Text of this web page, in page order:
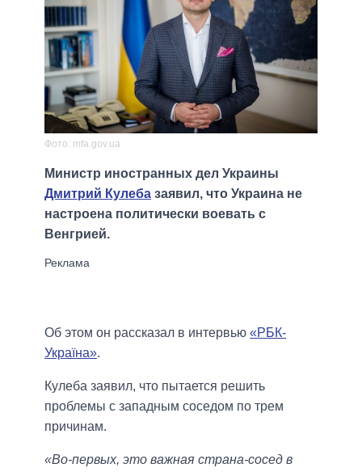
Фото: mfa.gov.ua
Министр иностранных дел Украины
Дмитрий Кулеба заявил, что Украина не
настроена политически воевать с
Венгрией.
Об этом он рассказал в интервью «РБК-
Україна».
Кулеба заявил, что пытается решить
проблемы с западным соседом по трем
причинам.
«Во-первых, это важная страна-сосед в